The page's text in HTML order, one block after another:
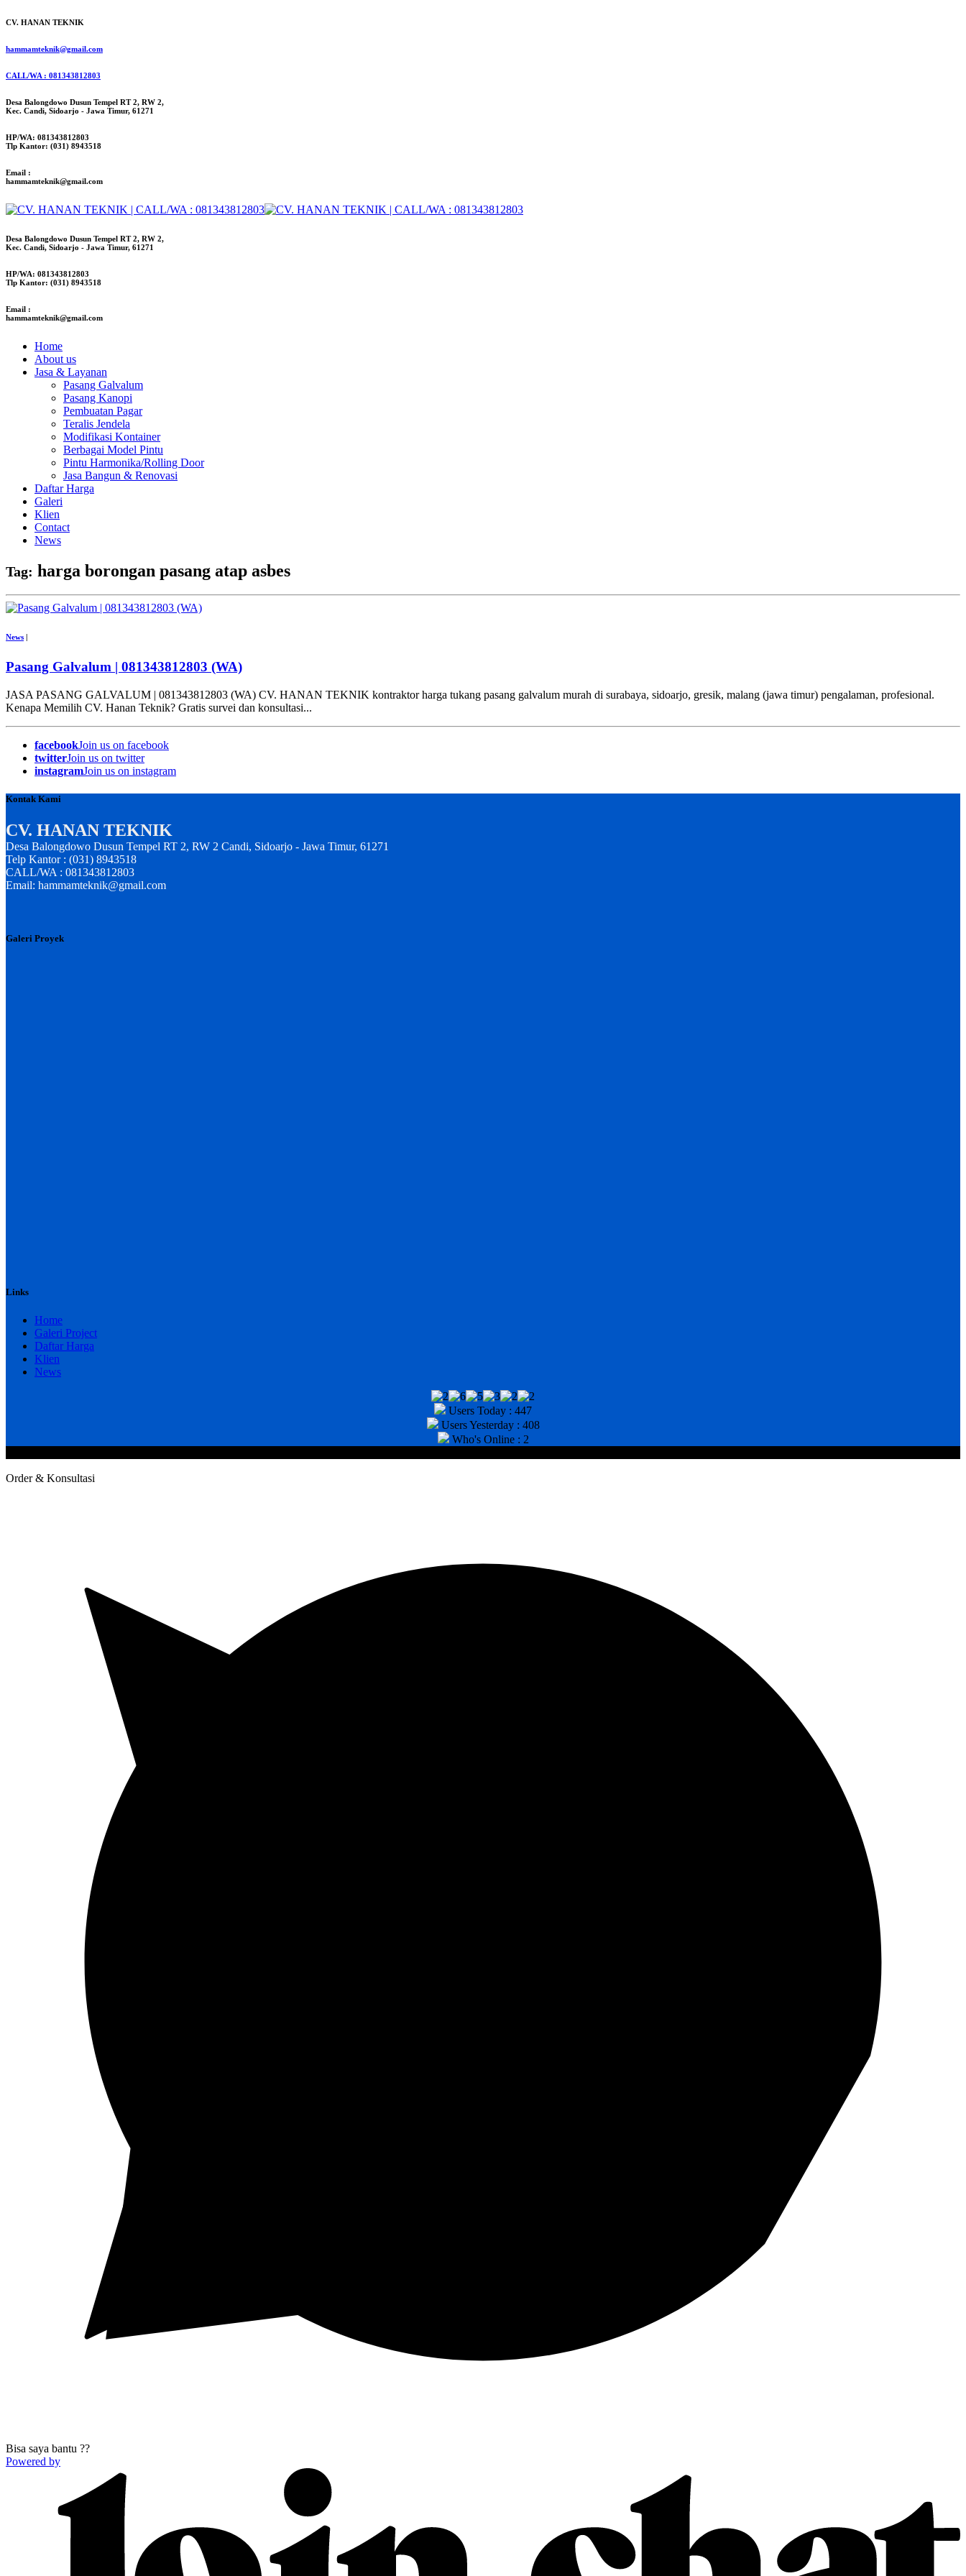
CV. HANAN TEKNIK
hammamteknik@gmail.com
CALL/WA : 081343812803
Desa Balongdowo Dusun Tempel RT 2, RW 2,
Kec. Candi, Sidoarjo - Jawa Timur, 61271
HP/WA: 081343812803
Tlp Kantor: (031) 8943518
Email :
hammamteknik@gmail.com
Desa Balongdowo Dusun Tempel RT 2, RW 2,
Kec. Candi, Sidoarjo - Jawa Timur, 61271
HP/WA: 081343812803
Tlp Kantor: (031) 8943518
Email :
hammamteknik@gmail.com
Home
About us
Jasa & Layanan
Pasang Galvalum
Pasang Kanopi
Pembuatan Pagar
Teralis Jendela
Modifikasi Kontainer
Berbagai Model Pintu
Pintu Harmonika/Rolling Door
Jasa Bangun & Renovasi
Daftar Harga
Galeri
Klien
Contact
News
Tag: harga borongan pasang atap asbes
News
Pasang Galvalum | 081343812803 (WA)
JASA PASANG GALVALUM | 081343812803 (WA) CV. HANAN TEKNIK kontraktor harga tukang pasang galvalum murah di surabaya, sidoarjo, gresik, malang (jawa timur) pengalaman, profesional.
Kenapa Memilih CV. Hanan Teknik? Gratis survei dan konsultasi...
facebookJoin us on facebook
twitterJoin us on twitter
instagramJoin us on instagram
Kontak Kami
CV. HANAN TEKNIK
Desa Balongdowo Dusun Tempel RT 2, RW 2 Candi, Sidoarjo - Jawa Timur, 61271
Telp Kantor : (031) 8943518
CALL/WA : 081343812803
Email: hammamteknik@gmail.com
Galeri Proyek
Links
Home
Galeri Project
Daftar Harga
Klien
News
Users Today : 447
Users Yesterday : 408
Who's Online : 2
Order & Konsultasi
Bisa saya bantu ??
Powered by